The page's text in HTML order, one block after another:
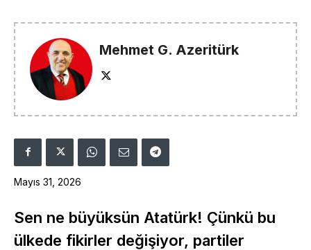
Mehmet G. Azeritürk
Mayıs 31, 2026
Sen ne büyüksün Atatürk! Çünkü bu
ülkede fikirler değişiyor, partiler